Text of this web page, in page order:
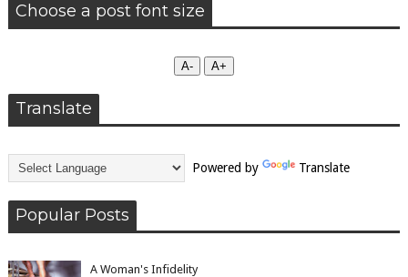
Choose a post font size
А- А+
Translate
Powered by Translate
Popular Posts
A Woman's Infidelity